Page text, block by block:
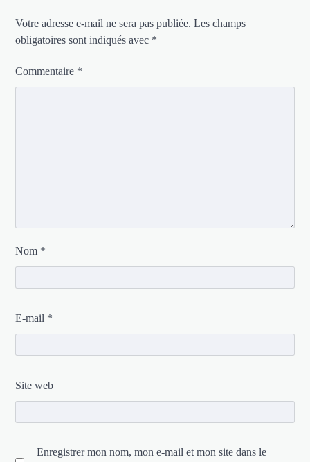
Votre adresse e-mail ne sera pas publiée. Les champs
obligatoires sont indiqués avec *
Commentaire *
Nom *
E-mail *
Site web
Enregistrer mon nom, mon e-mail et mon site dans le